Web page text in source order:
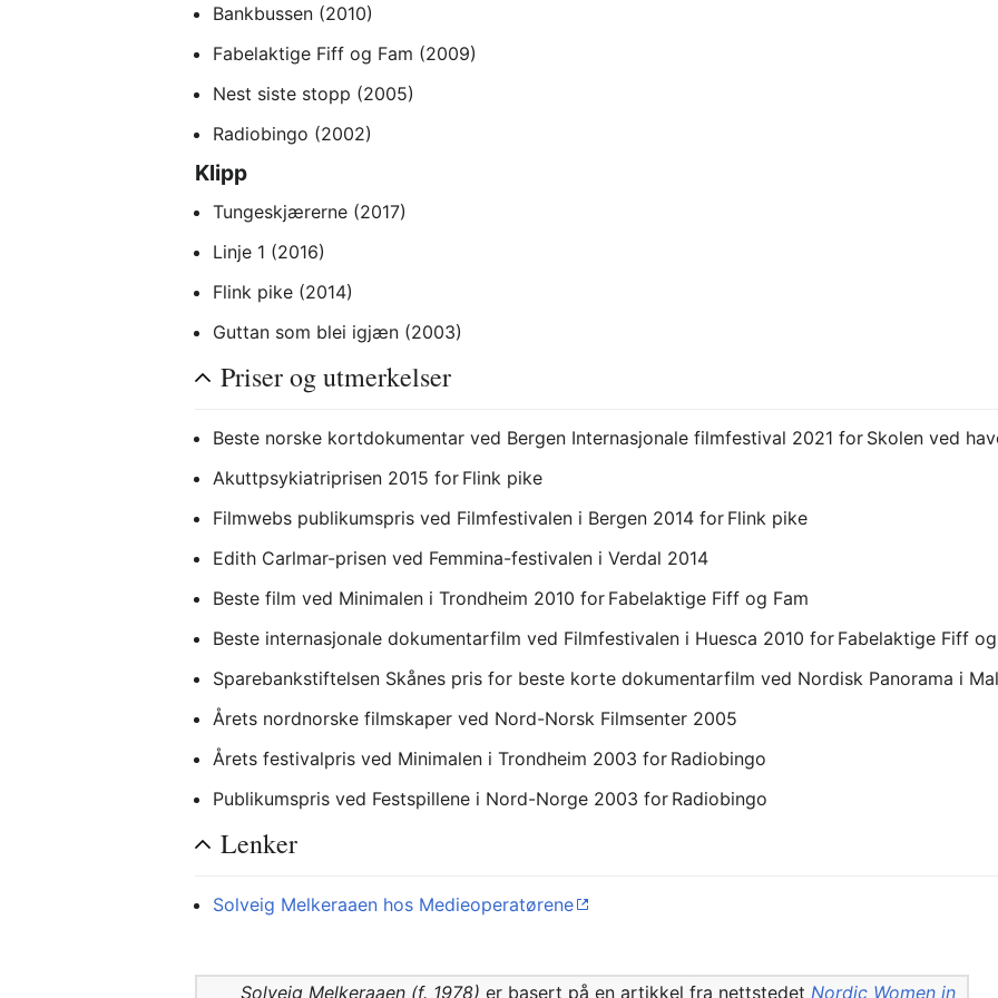
Bankbussen (2010)
Fabelaktige Fiff og Fam (2009)
Nest siste stopp (2005)
Radiobingo (2002)
Klipp
Tungeskjærerne (2017)
Linje 1 (2016)
Flink pike (2014)
Guttan som blei igjæn (2003)
Priser og utmerkelser
Beste norske kortdokumentar ved Bergen Internasjonale filmfestival 2021 for Skolen ved
Akuttpsykiatriprisen 2015 for Flink pike
Filmwebs publikumspris ved Filmfestivalen i Bergen 2014 for Flink pike
Edith Carlmar-prisen ved Femmina-festivalen i Verdal 2014
Beste film ved Minimalen i Trondheim 2010 for Fabelaktige Fiff og Fam
Beste internasjonale dokumentarfilm ved Filmfestivalen i Huesca 2010 for Fabelaktige Fiff
Sparebankstiftelsen Skånes pris for beste korte dokumentarfilm ved Nordisk Panorama i
Årets nordnorske filmskaper ved Nord-Norsk Filmsenter 2005
Årets festivalpris ved Minimalen i Trondheim 2003 for Radiobingo
Publikumspris ved Festspillene i Nord-Norge 2003 for Radiobingo
Lenker
Solveig Melkeraaen hos Medieoperatørene
Solveig Melkeraaen (f. 1978) er basert på en artikkel fra nettstedet Nordic Women in